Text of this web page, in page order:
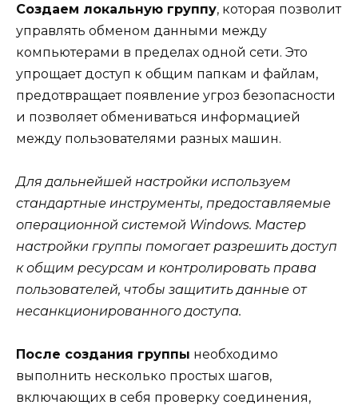
Создаем локальную группу, которая позволит
управлять обменом данными между
компьютерами в пределах одной сети. Это
упрощает доступ к общим папкам и файлам,
предотвращает появление угроз безопасности
и позволяет обмениваться информацией
между пользователями разных машин.
Для дальнейшей настройки используем
стандартные инструменты, предоставляемые
операционной системой Windows. Мастер
настройки группы помогает разрешить доступ
к общим ресурсам и контролировать права
пользователей, чтобы защитить данные от
несанкционированного доступа.
После создания группы необходимо
выполнить несколько простых шагов,
включающих в себя проверку соединения,